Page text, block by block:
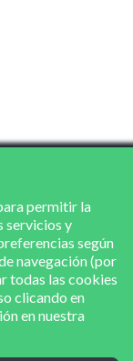
permitir la
servicios y
según
navegación (por
todas las cookies
clicando en
en nuestra